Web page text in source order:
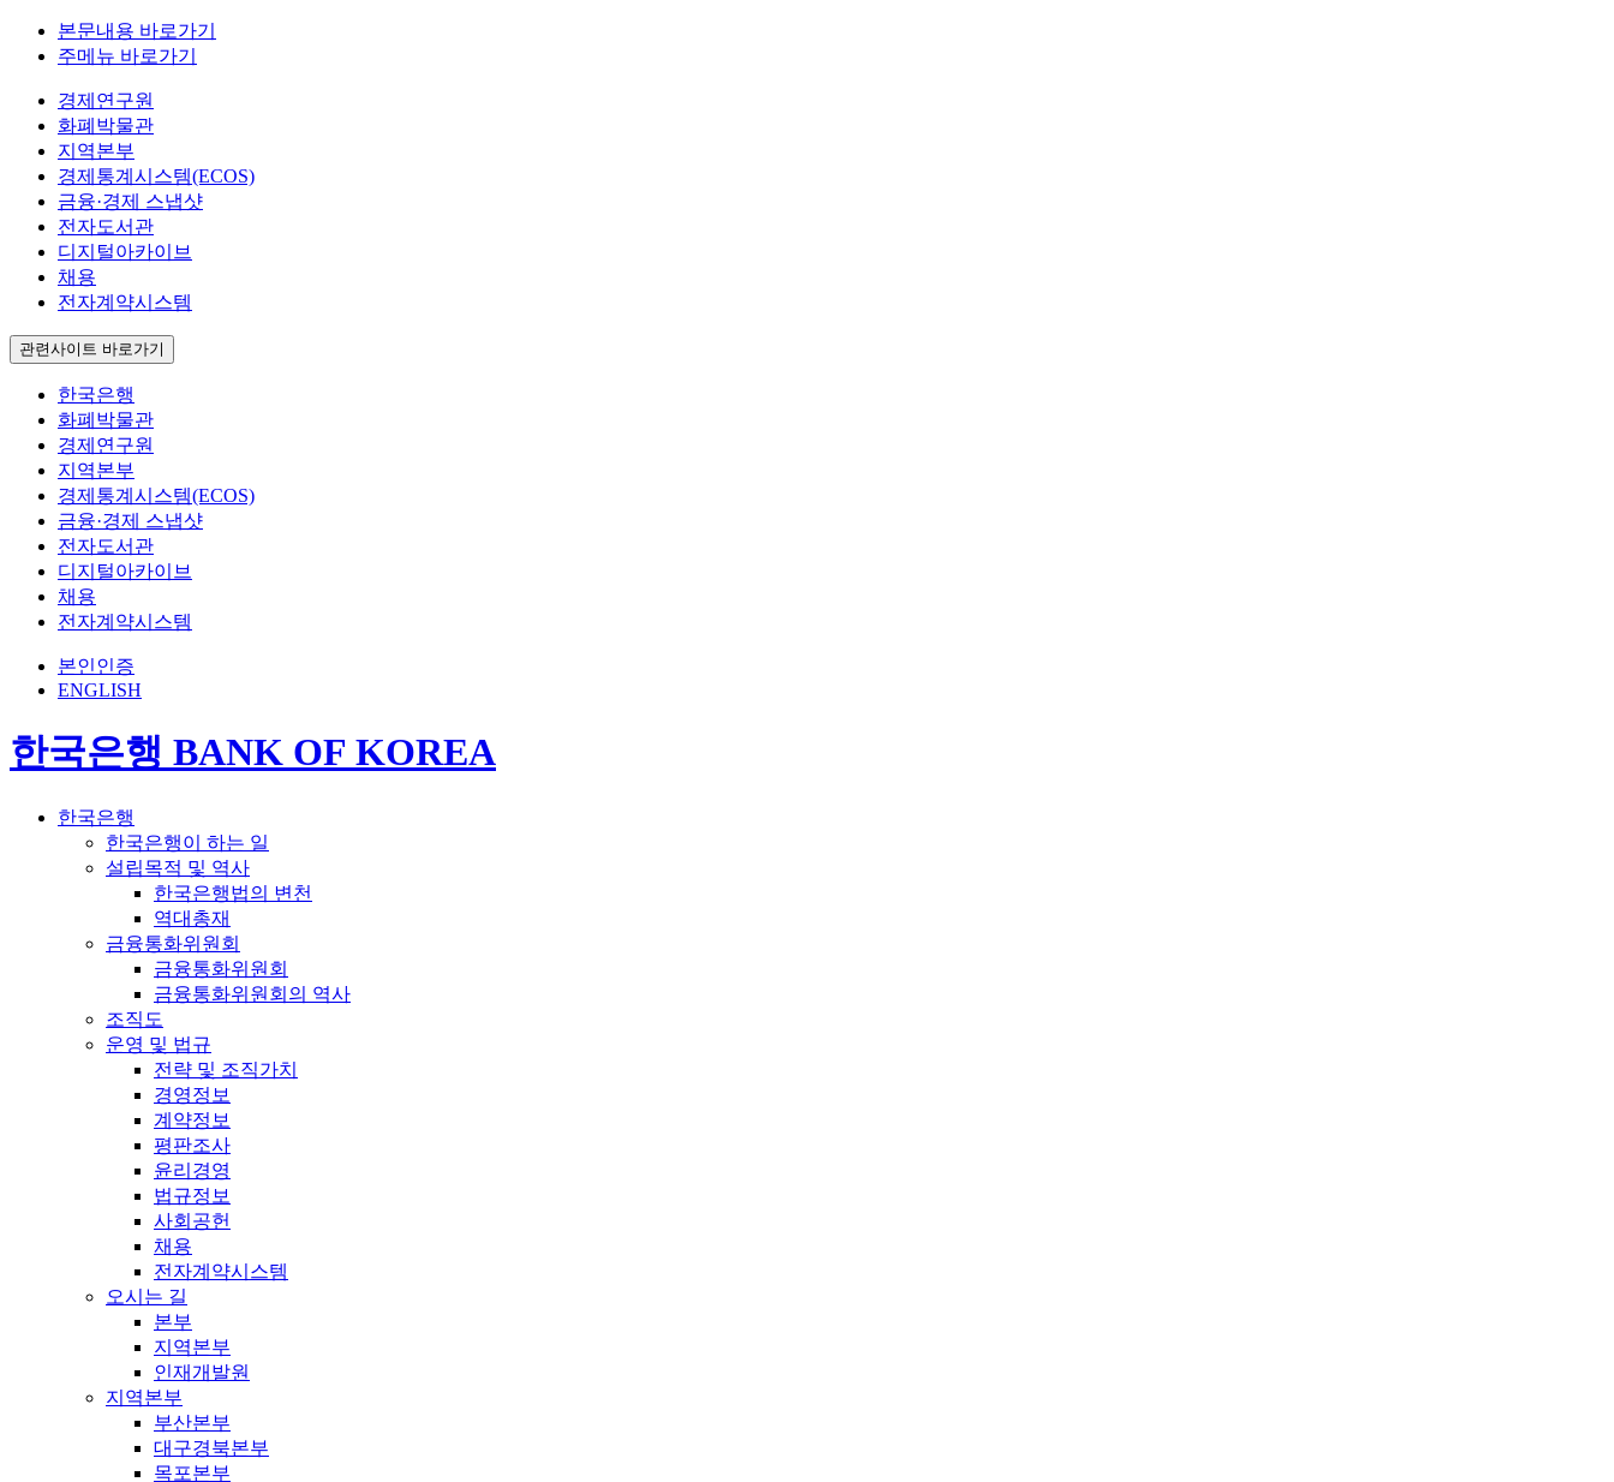
본문내용 바로가기
주메뉴 바로가기
경제연구원
화폐박물관
지역본부
경제통계시스템(ECOS)
금융·경제 스냅샷
전자도서관
디지털아카이브
채용
전자계약시스템
관련사이트 바로가기
한국은행
화폐박물관
경제연구원
지역본부
경제통계시스템(ECOS)
금융·경제 스냅샷
전자도서관
디지털아카이브
채용
전자계약시스템
본인인증
ENGLISH
한국은행 BANK OF KOREA
한국은행
한국은행이 하는 일
설립목적 및 역사
한국은행법의 변천
역대총재
금융통화위원회
금융통화위원회
금융통화위원회의 역사
조직도
운영 및 법규
전략 및 조직가치
경영정보
계약정보
평판조사
윤리경영
법규정보
사회공헌
채용
전자계약시스템
오시는 길
본부
지역본부
인재개발원
지역본부
부산본부
대구경북본부
목포본부